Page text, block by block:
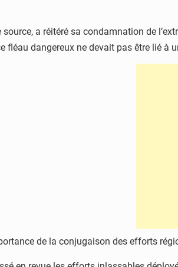
a réitéré sa condamnation de
fléau dangereux ne devait pas être lié à
de la conjugaison des efforts